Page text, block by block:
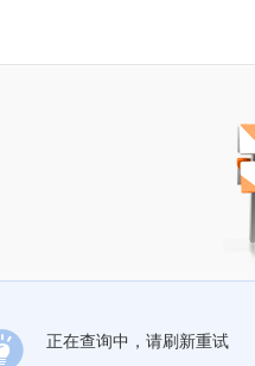
正在查询中，请刷新重试